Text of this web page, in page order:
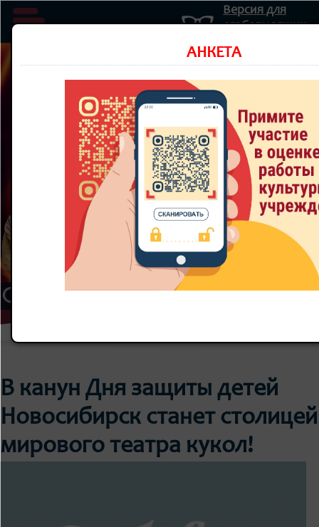
Версия для
слабовидящих
Министерство культуры Новосибирской области
НОВОСИБИРСКИЙ ОБЛАСТНОЙ
ТЕАТР КУКОЛ
8 800 300-49-10
93 театральный сезон
ТЕАТР НОВОСТИ КУПИТЬ БИЛЕТ
В канун Дня защиты детей
Новосибирск станет столицей
мирового театра кукол!
АНКЕТА